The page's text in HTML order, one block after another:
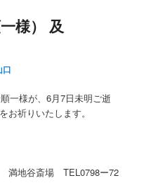
様） 及
口
一様が、6月7日未明ご逝
りいたします。
満地谷斎場 TEL0798ー72